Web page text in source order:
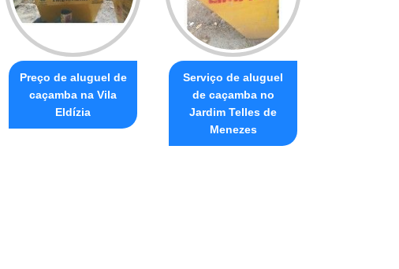
Preço de aluguel de
caçamba na Vila
Eldízia
Serviço de aluguel
de caçamba no
Jardim Telles de
Menezes